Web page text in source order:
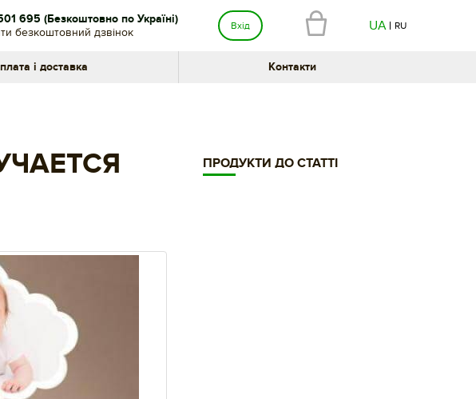
695 (Безкоштовно по Україні)
безкоштовний дзвінок
Вхід UA RU
і доставка Контакти
ПРОДУКТИ ДО СТАТТІ